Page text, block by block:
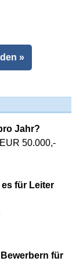
»
Jahr?
50.000,-
für Leiter
für